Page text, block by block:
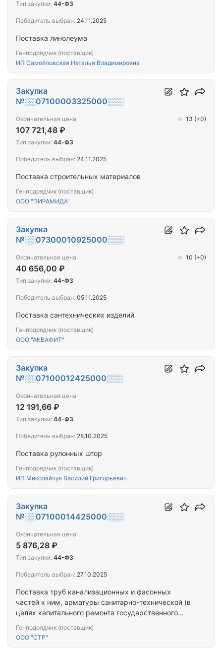
Поставка линолеума
Генподрядчик (поставщик)
ИП Самойловская Наталья Владимировна
Тип закупки: 44-ФЗ
Победитель выбран: 24.11.2025
Поставка строительных материалов
Генподрядчик (поставщик)
ООО "ПИРАМИДА"
Закупка
№░░07100003325000░░░
Окончательная цена
107 721,48 ₽
13 (+0)
Тип закупки: 44-ФЗ
Победитель выбран: 24.11.2025
Поставка сантехнических изделий
Генподрядчик (поставщик)
ООО "АКВАФИТ"
Закупка
№░░07300010925000░░░
Окончательная цена
40 656,00 ₽
10 (+0)
Тип закупки: 44-ФЗ
Победитель выбран: 05.11.2025
Поставка рулонных штор
Генподрядчик (поставщик)
ИП Миколайчук Василий Григорьевич
Закупка
№░░07100012425000░░░
Окончательная цена
12 191,66 ₽
Тип закупки: 44-ФЗ
Победитель выбран: 28.10.2025
Поставка труб канализационных и фасонных
частей к ним, арматуры санитарно-технической (в
целях капитального ремонта государственного
Генподрядчик (поставщик)
ООО "СТР"
Закупка
№░░07100014425000░░░
Окончательная цена
5 876,28 ₽
Тип закупки: 44-ФЗ
Победитель выбран: 27.10.2025